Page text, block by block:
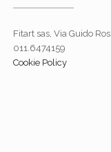
Fitart sas, Via Guido
011.6474159
Cookie Policy